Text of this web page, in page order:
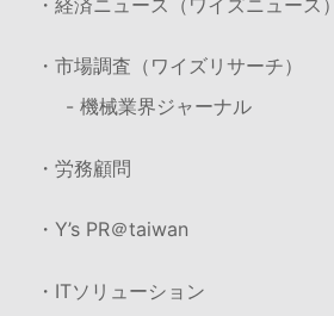
・市場調査（ワイズリサーチ）
- 機械業界ジャーナル
・労務顧問
・Y’s PR＠taiwan
・ITソリューション